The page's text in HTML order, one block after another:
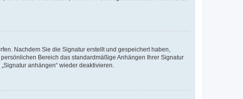
Nachdem Sie die Signatur erstellt und gespeichert haben,
Bereich das standardmäßige Anhängen Ihrer Signatur
anhängen“ wieder deaktivieren.